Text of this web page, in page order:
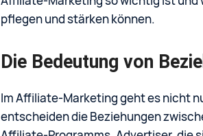
pflegen und stärken können.
Die Bedeutung von
Im Affiliate-Marketing geht es nicht
entscheiden die Beziehungen